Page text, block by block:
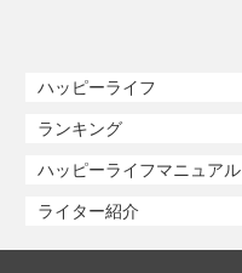
ハッピーライフ
ランキング
ハッピーライフマニュアル
ライター紹介